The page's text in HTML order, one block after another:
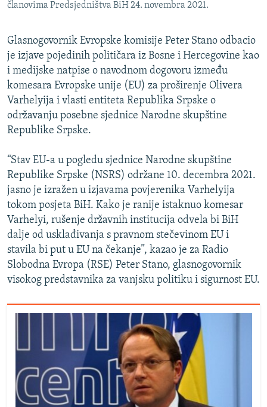
POST SCRIPTUM
MOJA EVROPA
TRI DECENIJE OD RATA U BIH
SVE KARTE DEJTONA
NASTANAK I RASPAD JUGOSLAVIJE
članovima Predsjedništva BiH 24. novembra 2021.
Glasnogovornik Evropske komisije Peter Stano odbacio
je izjave pojedinih političara iz Bosne i Hercegovine kao
i medijske natpise o navodnom dogovoru između
komesara Evropske unije (EU) za proširenje Olivera
Varhelyija i vlasti entiteta Republika Srpske o
održavanju posebne sjednice Narodne skupštine
Republike Srpske.
“Stav EU-a u pogledu sjednice Narodne skupštine
Republike Srpske (NSRS) održane 10. decembra 2021.
jasno je izražen u izjavama povjerenika Varhelyija
tokom posjeta BiH. Kako je ranije istaknuo komesar
Varhelyi, rušenje državnih institucija odvela bi BiH
dalje od usklađivanja s pravnom stečevinom EU i
stavila bi put u EU na čekanje”, kazao je za Radio
Slobodna Evropa (RSE) Peter Stano, glasnogovornik
visokog predstavnika za vanjsku politiku i sigurnost EU.